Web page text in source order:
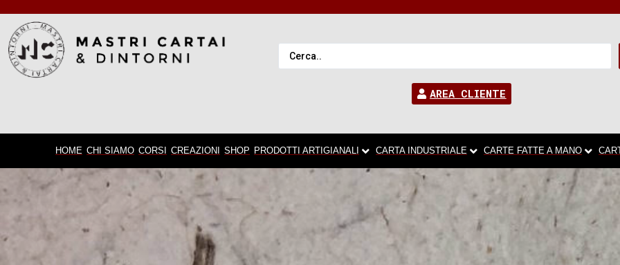
AREA CLIENTE
HOME CHI SIAMO CORSI CREAZIONI SHOP PRODOTTI ARTIGIANALI CARTA INDUSTRIALE CARTE FATTE A MANO